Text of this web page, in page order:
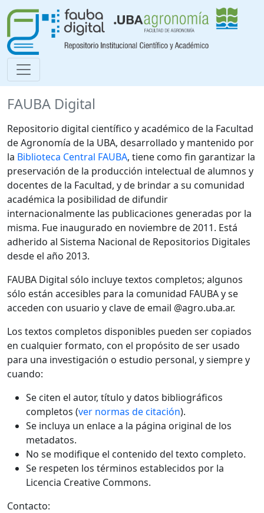
FAUBA Digital
Repositorio digital científico y académico de la Facultad
de Agronomía de la UBA, desarrollado y mantenido por
la Biblioteca Central FAUBA, tiene como fin garantizar la
preservación de la producción intelectual de alumnos y
docentes de la Facultad, y de brindar a su comunidad
académica la posibilidad de difundir
internacionalmente las publicaciones generadas por la
misma. Fue inaugurado en noviembre de 2011. Está
adherido al Sistema Nacional de Repositorios Digitales
desde el año 2013.
FAUBA Digital sólo incluye textos completos; algunos
sólo están accesibles para la comunidad FAUBA y se
acceden con usuario y clave de email @agro.uba.ar.
Los textos completos disponibles pueden ser copiados
en cualquier formato, con el propósito de ser usado
para una investigación o estudio personal, y siempre y
cuando:
Se citen el autor, título y datos bibliográficos
completos (ver normas de citación).
Se incluya un enlace a la página original de los
metadatos.
No se modifique el contenido del texto completo.
Se respeten los términos establecidos por la
Licencia Creative Commons.
Contacto: